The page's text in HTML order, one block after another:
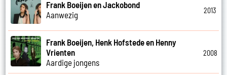
Frank Boeijen en Jackobond
Aanwezig
2013
Frank Boeijen, Henk Hofstede en Henny
Vrienten
Aardige jongens
2008